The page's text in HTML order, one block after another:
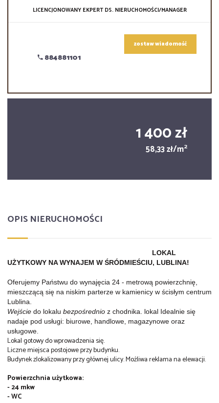
LICENCJONOWANY EKPERT DS. NIERUCHOMOŚCI/MANAGER
884881101
zostaw wiadomość
1 400 zł
58,33 zł/m2
OPIS NIERUCHOMOŚCI
LOKAL
UŻYTKOWY NA WYNAJEM W ŚRÓDMIEŚCIU, LUBLINA!
Oferujemy Państwu do wynajęcia 24 - metrową powierzchnię,
mieszczącą się na niskim parterze w kamienicy w ścisłym centrum
Lublina.
Wejście do lokalu bezpośrednio z chodnika. lokal Idealnie się
nadaje pod usługi: biurowe, handlowe, magazynowe oraz
usługowe.
Lokal gotowy do wprowadzenia się.
Liczne miejsca postojowe przy budynku.
Budynek zlokalizowany przy głównej ulicy. Możliwa reklama na elewacji.
Powierzchnia użytkowa:
- 24 mkw
- WC